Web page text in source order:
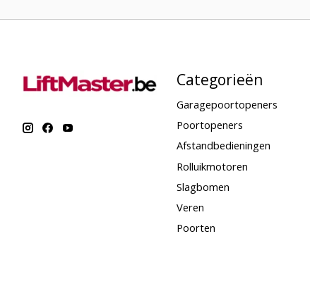
Categorieën
Garagepoortopeners
Poortopeners
Afstandbedieningen
Rolluikmotoren
Slagbomen
Veren
Poorten